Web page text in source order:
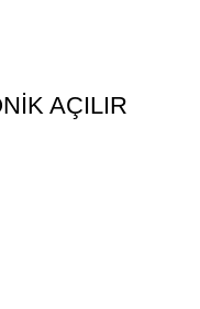
AÇILIR